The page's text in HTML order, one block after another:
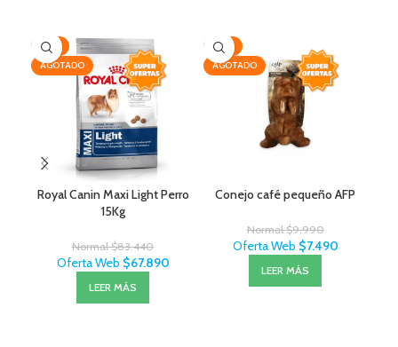
-19%
AGOTADO
Royal Canin Maxi Light Perro
15Kg
Normal$83.440
Oferta Web $67.890
LEER MÁS
-25%
AGOTADO
Conejo café pequeño AFP
Normal$9.990
Oferta Web $7.490
LEER MÁS